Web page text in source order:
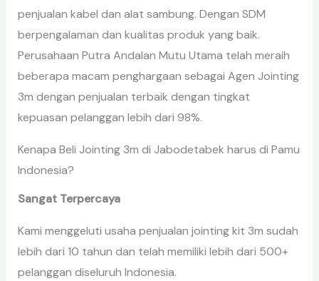
penjualan kabel dan alat sambung. Dengan SDM
berpengalaman dan kualitas produk yang baik.
Perusahaan Putra Andalan Mutu Utama telah meraih
beberapa macam penghargaan sebagai Agen Jointing
3m dengan penjualan terbaik dengan tingkat
kepuasan pelanggan lebih dari 98%.
Kenapa Beli Jointing 3m di Jabodetabek harus di Pamu
Indonesia?
Sangat Terpercaya
Kami menggeluti usaha penjualan jointing kit 3m sudah
lebih dari 10 tahun dan telah memiliki lebih dari 500+
pelanggan diseluruh Indonesia.